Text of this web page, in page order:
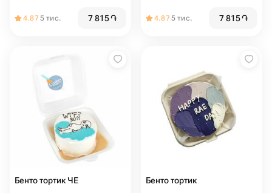
4.875 тис. 7 815֏ 4.875 тис. 7 815֏
Бенто тортик ЧЕ Бенто тортик